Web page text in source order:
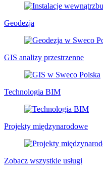
Geodezja
GIS analizy przestrzenne
Technologia BIM
Projekty międzynarodowe
Zobacz wszystkie usługi